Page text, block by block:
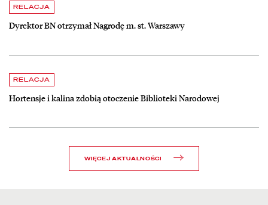
RELACJA
Dyrektor BN otrzymał Nagrodę m. st. Warszawy
czytaj więcej o Dyrektor BN otrzymał Nagrodę m. st. Warszawy
RELACJA
Hortensje i kalina zdobią otoczenie Biblioteki Narodowej
czytaj więcej o Hortensje i kalina zdobią otoczenie Biblioteki
WIĘCEJ AKTUALNOŚCI